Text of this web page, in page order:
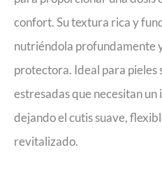
confort. Su textura rica y
nutriéndola profundamente
protectora. Ideal para pieles
estresadas que necesitan
dejando el cutis suave,
revitalizado.